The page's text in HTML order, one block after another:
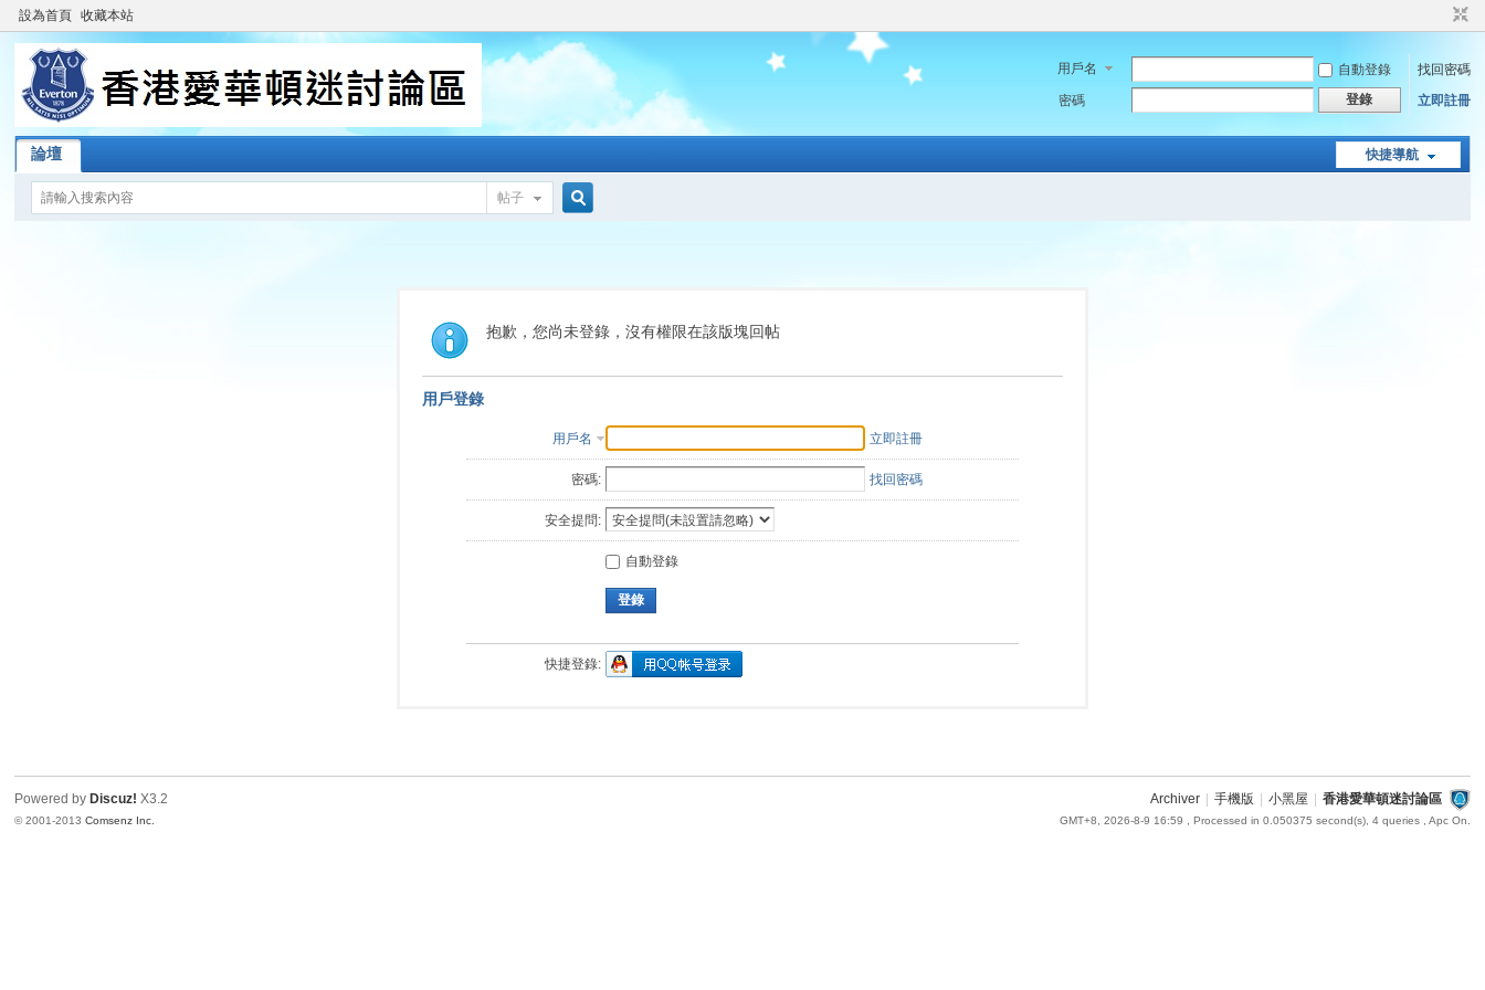
設為首頁 收藏本站
用戶名 自動登錄
找回密碼
密碼
登錄 立即註冊
快捷導航
論壇
帖子
索
抱歉，您尚未登錄，沒有權限在該版塊回帖
用戶登錄
用戶名 立即註冊
密碼: 找回密碼
安全提問:
自動登錄
登錄
快捷登錄:
Archiver 手機版 小黑屋 香港愛華頓迷討論區
GMT+8, 2026-8-9 16:59 , Processed in 0.050375 second(s), 4 queries , Apc On.
Powered by Discuz! X3.2
© 2001-2013Comsenz Inc.